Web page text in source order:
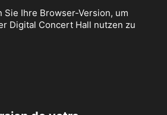
Sie Ihre Browser-Version, um
Digital Concert Hall nutzen zu